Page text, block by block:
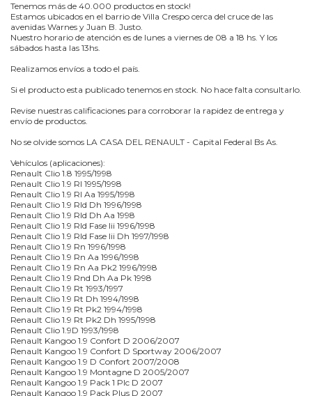
Tenemos más de 40.000 productos en stock!
Estamos ubicados en el barrio de Villa Crespo cerca del cruce de las
avenidas Warnes y Juan B. Justo.
Nuestro horario de atención es de lunes a viernes de 08 a 18 hs. Y los
sábados hasta las 13hs.
Realizamos envíos a todo el país.
Si el producto esta publicado tenemos en stock. No hace falta consultarlo.
Revise nuestras calificaciones para corroborar la rapidez de entrega y
envío de productos.
No se olvide somos LA CASA DEL RENAULT - Capital Federal Bs As.
Vehículos (aplicaciones):
Renault Clio 1.8 1995/1998
Renault Clio 1.9 Rl 1995/1998
Renault Clio 1.9 Rl Aa 1995/1998
Renault Clio 1.9 Rld Dh 1996/1998
Renault Clio 1.9 Rld Dh Aa 1998
Renault Clio 1.9 Rld Fase Iii 1996/1998
Renault Clio 1.9 Rld Fase Iii Dh 1997/1998
Renault Clio 1.9 Rn 1996/1998
Renault Clio 1.9 Rn Aa 1996/1998
Renault Clio 1.9 Rn Aa Pk2 1996/1998
Renault Clio 1.9 Rnd Dh Aa Pk 1998
Renault Clio 1.9 Rt 1993/1997
Renault Clio 1.9 Rt Dh 1994/1998
Renault Clio 1.9 Rt Pk2 1994/1998
Renault Clio 1.9 Rt Pk2 Dh 1995/1998
Renault Clio 1.9D 1993/1998
Renault Kangoo 1.9 Confort D 2006/2007
Renault Kangoo 1.9 Confort D Sportway 2006/2007
Renault Kangoo 1.9 D Confort 2007/2008
Renault Kangoo 1.9 Montagne D 2005/2007
Renault Kangoo 1.9 Pack 1 Plc D 2007
Renault Kangoo 1.9 Pack Plus D 2007